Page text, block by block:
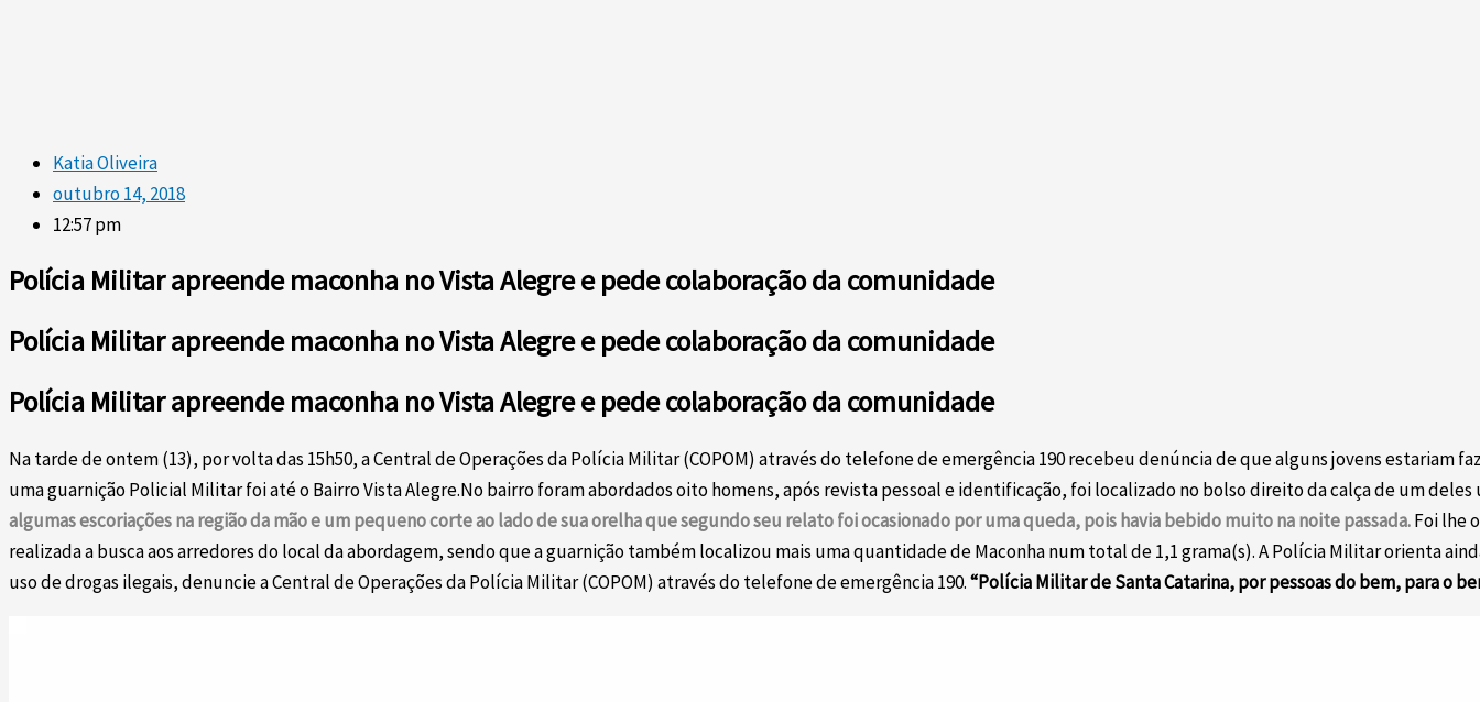
Katia Oliveira
outubro 14, 2018
12:57 pm
Polícia Militar apreende maconha no Vista Alegre e pede colaboração da comunidade
Polícia Militar apreende maconha no Vista Alegre e pede colaboração da comunidade
Polícia Militar apreende maconha no Vista Alegre e pede colaboração da comunidade
Na tarde de ontem (13), por volta das 15h50, a Central de Operações da Polícia Militar (COPOM) através do telefone de emergência 190 recebeu denúncia de que alguns jovens estariam
uma guarnição Policial Militar foi até o Bairro Vista Alegre.No bairro foram abordados oito homens, após revista pessoal e identificação, foi localizado no bolso direito da calça de um deles
algumas escoriações na região da mão e um pequeno corte ao lado de sua orelha que segundo seu relato foi ocasionado por uma queda, pois havia bebido muito na noite passada.Foi lhe
realizada a busca aos arredores do local da abordagem, sendo que a guarnição também localizou mais uma quantidade de Maconha num total de 1,1 grama(s). A Polícia Militar orienta
uso de drogas ilegais, denuncie a Central de Operações da Polícia Militar (COPOM) através do telefone de emergência 190.“Polícia Militar de Santa Catarina, por pessoas do bem, para o